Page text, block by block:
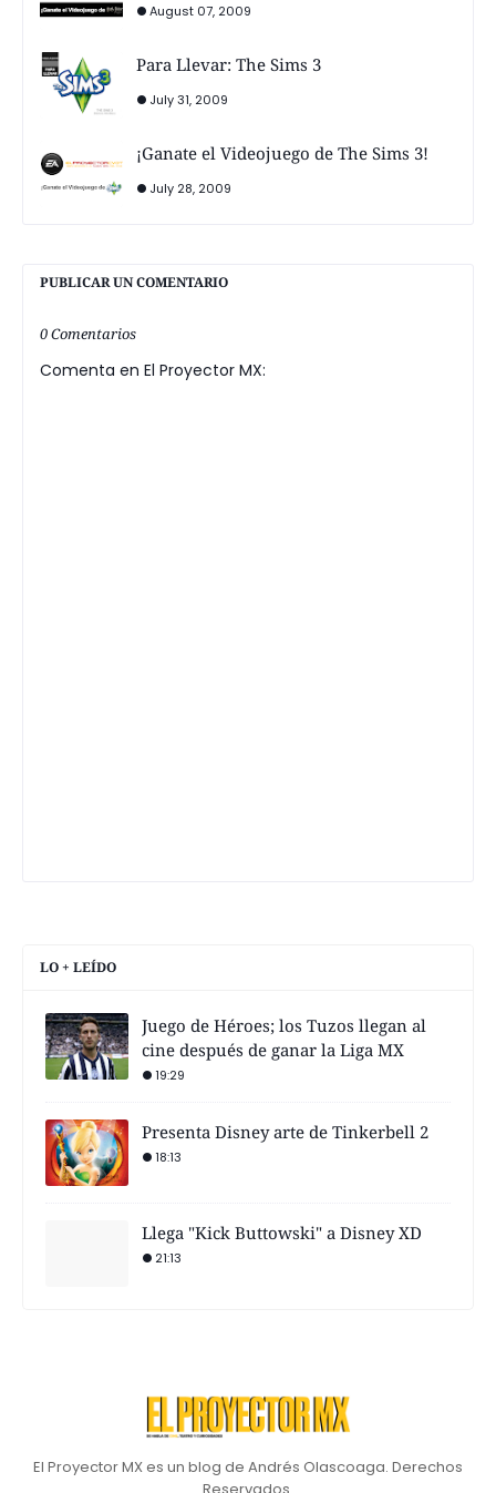
August 07, 2009
Para Llevar: The Sims 3
July 31, 2009
¡Ganate el Videojuego de The Sims 3!
July 28, 2009
PUBLICAR UN COMENTARIO
0 Comentarios
Comenta en El Proyector MX:
LO + LEÍDO
Juego de Héroes; los Tuzos llegan al
cine después de ganar la Liga MX
19:29
Presenta Disney arte de Tinkerbell 2
18:13
Llega "Kick Buttowski" a Disney XD
21:13
El Proyector MX es un blog de Andrés Olascoaga. Derechos